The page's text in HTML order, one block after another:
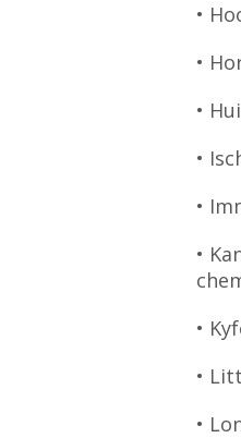
•
•
•
•
•
•
•
•
•